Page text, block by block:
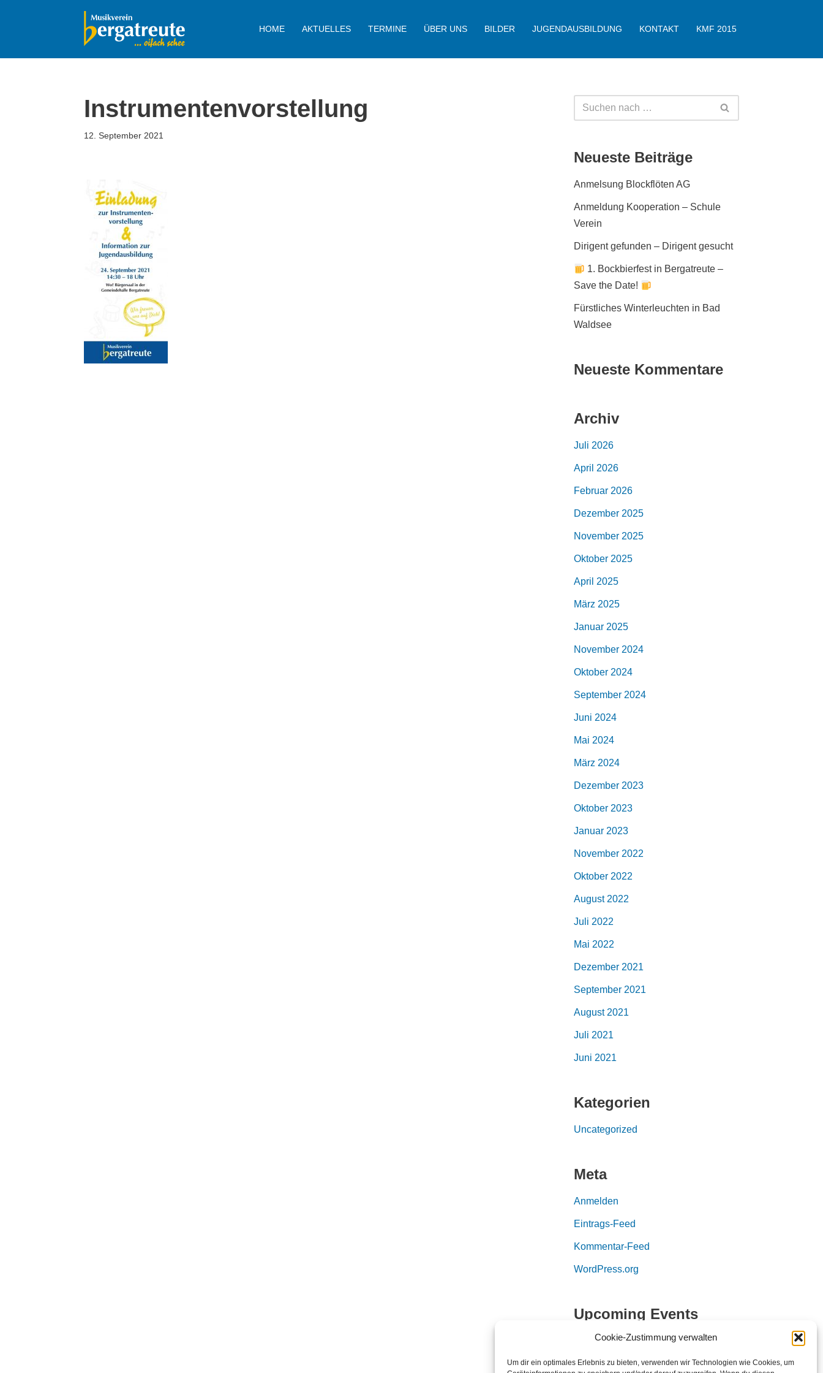
Cookie-Zustimmung verwalten
Um dir ein optimales Erlebnis zu bieten, verwenden wir Technologien wie Cookies, um
HOME AKTUELLES TERMINE ÜBER UNS BILDER JUGENDAUSBILDUNG KONTAKT KMF 2015
Instrumentenvorstellung
12. September 2021
Neueste Beiträge
Anmelsung Blockflöten AG
Anmeldung Kooperation – Schule
Verein
Dirigent gefunden – Dirigent gesucht
1. Bockbierfest in Bergatreute –
Save the Date!
Fürstliches Winterleuchten in Bad
Waldsee
Neueste Kommentare
Archiv
Juli 2026
April 2026
Februar 2026
Dezember 2025
November 2025
Oktober 2025
April 2025
März 2025
Januar 2025
November 2024
Oktober 2024
September 2024
Juni 2024
Mai 2024
März 2024
Dezember 2023
Oktober 2023
Januar 2023
November 2022
Oktober 2022
August 2022
Juli 2022
Mai 2022
Dezember 2021
September 2021
August 2021
Juli 2021
Juni 2021
Kategorien
Uncategorized
Meta
Anmelden
Eintrags-Feed
Kommentar-Feed
WordPress.org
Upcoming Events
Veranstaltungen vorhanden.